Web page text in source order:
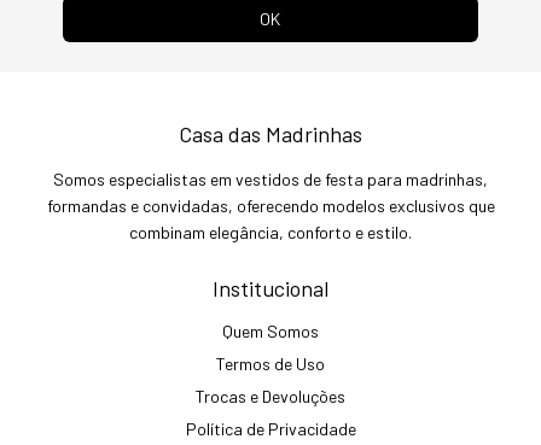
Casa das Madrinhas
Somos especialistas em vestidos de festa para madrinhas,
formandas e convidadas, oferecendo modelos exclusivos que
combinam elegância, conforto e estilo.
Institucional
Quem Somos
Termos de Uso
Trocas e Devoluções
Política de Privacidade